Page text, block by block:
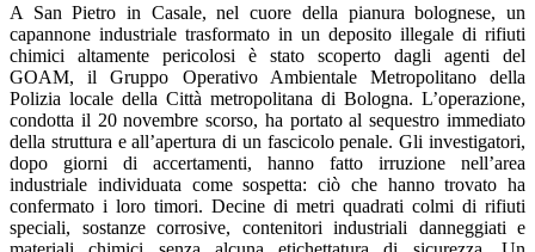
A San Pietro in Casale, nel cuore della pianura bolognese, un
capannone industriale trasformato in un deposito illegale di rifiuti
chimici altamente pericolosi è stato scoperto dagli agenti del
GOAM, il Gruppo Operativo Ambientale Metropolitano della
Polizia locale della Città metropolitana di Bologna. L’operazione,
condotta il 20 novembre scorso, ha portato al sequestro immediato
della struttura e all’apertura di un fascicolo penale. Gli investigatori,
dopo giorni di accertamenti, hanno fatto irruzione nell’area
industriale individuata come sospetta: ciò che hanno trovato ha
confermato i loro timori. Decine di metri quadrati colmi di rifiuti
speciali, sostanze corrosive, contenitori industriali danneggiati e